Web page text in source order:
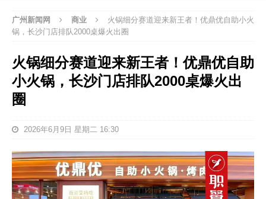
广州新闻网 商业
火锅细分赛道迎来新王者！优鼎优自助小火
锅，长沙门店排队2000桌爆火出圈
火锅细分赛道迎来新王者！优鼎优自助
小火锅，长沙门店排队2000桌爆火出
圈
2026年6月9日 星期二 16:30